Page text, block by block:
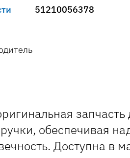
51210056378
обеспечивая
Доступна в